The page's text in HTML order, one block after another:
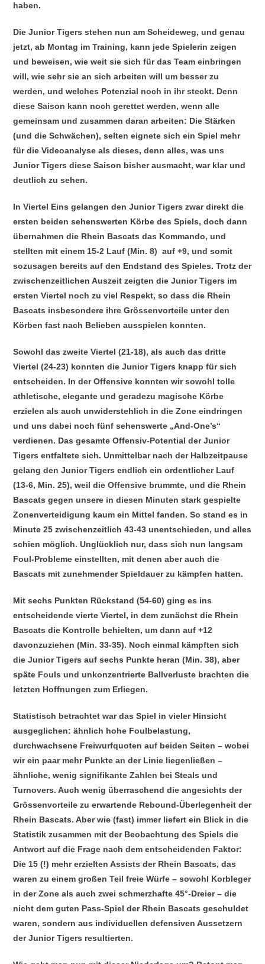
haben.
Die Junior Tigers stehen nun am Scheideweg, und genau
jetzt, ab Montag im Training, kann jede Spielerin zeigen
und beweisen, wie weit sie sich für das Team einbringen
will, wie sehr sie an sich arbeiten will um besser zu
werden, und welches Potenzial noch in ihr steckt. Denn
diese Saison kann noch gerettet werden, wenn alle
gemeinsam und zusammen daran arbeiten: Die Stärken
(und die Schwächen), selten eignete sich ein Spiel mehr
für die Videoanalyse als dieses, denn alles, was uns
Junior Tigers diese Saison bisher ausmacht, war klar und
deutlich zu sehen.
In Viertel Eins gelangen den Junior Tigers zwar direkt die
ersten beiden sehenswerten Körbe des Spiels, doch dann
übernahmen die Rhein Bascats das Kommando, und
stellten mit einem 15-2 Lauf (Min. 8) auf +9, und somit
sozusagen bereits auf den Endstand des Spieles. Trotz der
zwischenzeitlichen Auszeit zeigten die Junior Tigers im
ersten Viertel noch zu viel Respekt, so dass die Rhein
Bascats insbesondere ihre Grössenvorteile unter den
Körben fast nach Belieben ausspielen konnten.
Sowohl das zweite Viertel (21-18), als auch das dritte
Viertel (24-23) konnten die Junior Tigers knapp für sich
entscheiden. In der Offensive konnten wir sowohl tolle
athletische, elegante und geradezu magische Körbe
erzielen als auch unwiderstehlich in die Zone eindringen
und uns dabei noch fünf sehenswerte „And-One’s“
verdienen. Das gesamte Offensiv-Potential der Junior
Tigers entfaltete sich. Unmittelbar nach der Halbzeitpause
gelang den Junior Tigers endlich ein ordentlicher Lauf
(13-6, Min. 25), weil die Offensive brummte, und die Rhein
Bascats gegen unsere in diesen Minuten stark gespielte
Zonenverteidigung kaum ein Mittel fanden. So stand es in
Minute 25 zwischenzeitlich 43-43 unentschieden, und alles
schien möglich. Unglücklich nur, dass sich nun langsam
Foul-Probleme einstellten, mit denen aber auch die
Bascats mit zunehmender Spieldauer zu kämpfen hatten.
Mit sechs Punkten Rückstand (54-60) ging es ins
entscheidende vierte Viertel, in dem zunächst die Rhein
Bascats die Kontrolle behielten, um dann auf +12
davonzuziehen (Min. 33-35). Noch einmal kämpften sich
die Junior Tigers auf sechs Punkte heran (Min. 38), aber
späte Fouls und unkonzentrierte Ballverluste brachten die
letzten Hoffnungen zum Erliegen.
Statistisch betrachtet war das Spiel in vieler Hinsicht
ausgeglichen: ähnlich hohe Foulbelastung,
durchwachsene Freiwurfquoten auf beiden Seiten – wobei
wir ein paar mehr Punkte an der Linie liegenließen –
ähnliche, wenig signifikante Zahlen bei Steals und
Turnovers. Auch wenig überraschend die angesichts der
Grössenvorteile zu erwartende Rebound-Überlegenheit der
Rhein Bascats. Aber wie (fast) immer liefert ein Blick in die
Statistik zusammen mit der Beobachtung des Spiels die
Antwort auf die Frage nach dem entscheidenden Faktor:
Die 15 (!) mehr erzielten Assists der Rhein Bascats, das
waren zu einem großen Teil freie Würfe – sowohl Korbleger
in der Zone als auch zwei schmerzhafte 45°-Dreier – die
nicht dem guten Pass-Spiel der Rhein Bascats geschuldet
waren, sondern aus individuellen defensiven Aussetzern
der Junior Tigers resultierten.